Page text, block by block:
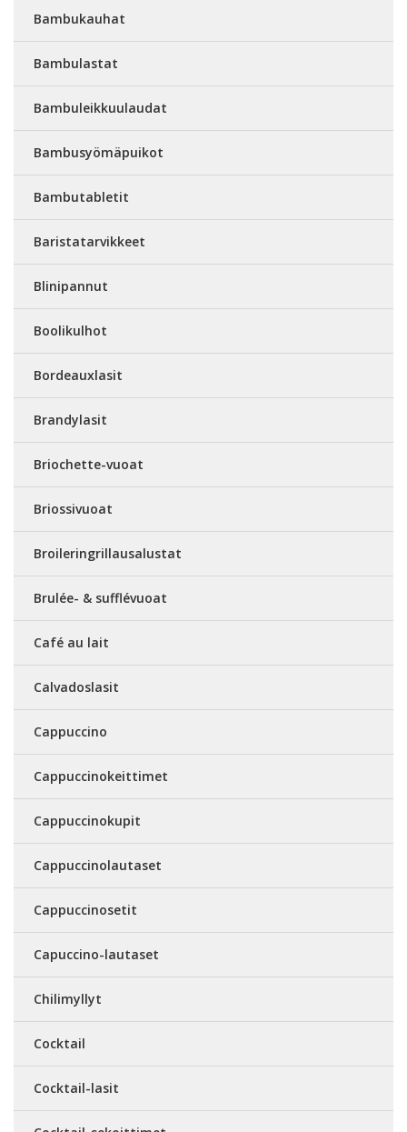
Bambukauhat
Bambulastat
Bambuleikkuulaudat
Bambusyömäpuikot
Bambutabletit
Baristatarvikkeet
Blinipannut
Boolikulhot
Bordeauxlasit
Brandylasit
Briochette-vuoat
Briossivuoat
Broileringrillausalustat
Brulée- & sufflévuoat
Café au lait
Calvadoslasit
Cappuccino
Cappuccinokeittimet
Cappuccinokupit
Cappuccinolautaset
Cappuccinosetit
Capuccino-lautaset
Chilimyllyt
Cocktail
Cocktail-lasit